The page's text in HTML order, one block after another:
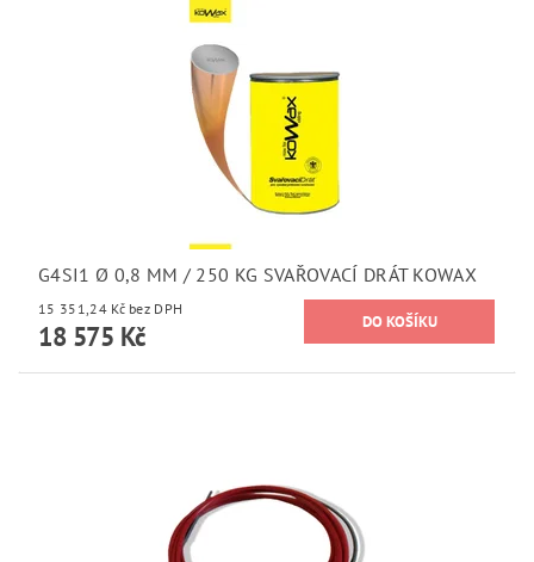
G4SI1 Ø 0,8 MM / 250 KG SVAŘOVACÍ DRÁT KOWAX
15 351,24 Kč bez DPH
18 575 Kč